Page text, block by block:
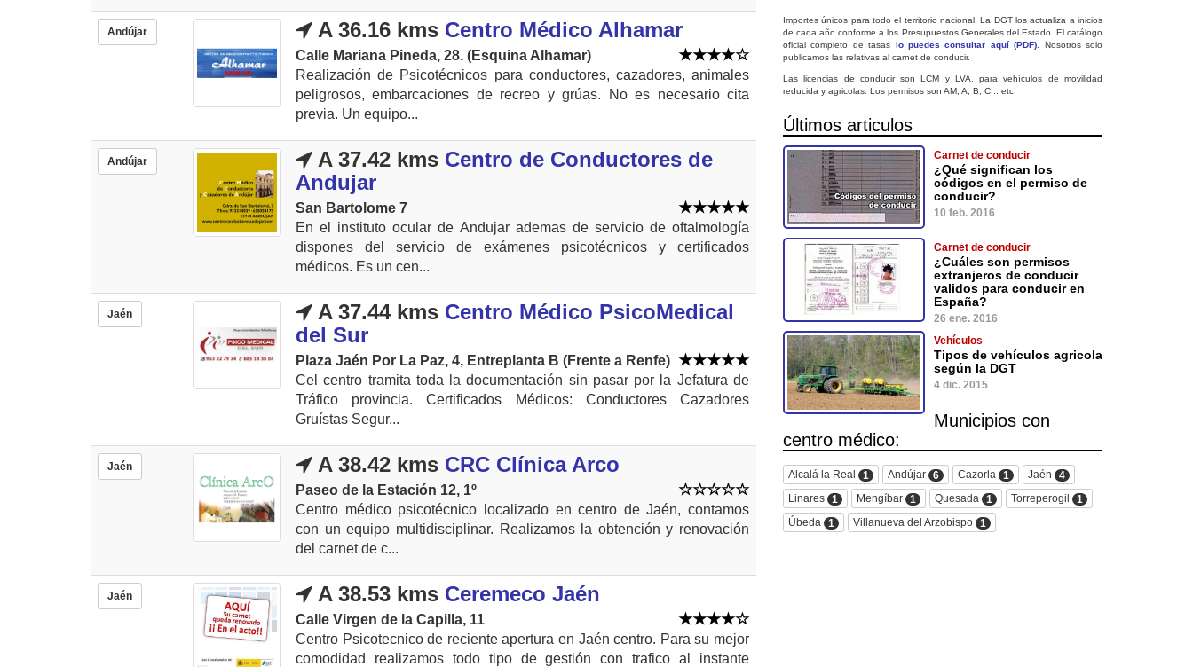
Andújar A 36.16 kms Centro Médico Alhamar
Calle Mariana Pineda, 28. (Esquina Alhamar)
Realización de Psicotécnicos para conductores, cazadores, animales
peligrosos, embarcaciones de recreo y grúas. No es necesario cita
previa. Un equipo...
Andújar A 37.42 kms Centro de Conductores de
Andujar
San Bartolome 7
En el instituto ocular de Andujar ademas de servicio de oftalmología
dispones del servicio de exámenes psicotécnicos y certificados
médicos. Es un cen...
Jaén A 37.44 kms Centro Médico PsicoMedical
del Sur
Plaza Jaén Por La Paz, 4, Entreplanta B (Frente a Renfe)
Cel centro tramita toda la documentación sin pasar por la Jefatura de
Tráfico provincia. Certificados Médicos: Conductores Cazadores
Gruístas Segur...
Jaén A 38.42 kms CRC Clínica Arco
Paseo de la Estación 12, 1º
Centro médico psicotécnico localizado en centro de Jaén, contamos
con un equipo multidisciplinar. Realizamos la obtención y renovación
del carnet de c...
Jaén A 38.53 kms Ceremeco Jaén
Calle Virgen de la Capilla, 11
Centro Psicotecnico de reciente apertura en Jaén centro. Para su mejor
comodidad realizamos todo tipo de gestión con trafico al instante
Importes únicos para todo el territorio nacional. La DGT los actualiza a inicios
de cada año conforme a los Presupuestos Generales del Estado. El catálogo
oficial completo de tasas lo puedes consultar aquí (PDF) . Nosotros solo
publicamos las relativas al carnet de conducir.
Las licencias de conducir son LCM y LVA, para vehículos de movilidad
reducida y agricolas. Los permisos son AM, A, B, C... etc.
Últimos articulos
Carnet de conducir
¿Qué significan los
códigos en el permiso de
conducir?
10 feb. 2016
Carnet de conducir
¿Cuáles son permisos
extranjeros de conducir
validos para conducir en
España?
26 ene. 2016
Vehículos
Tipos de vehículos agricola
según la DGT
4 dic. 2015
Municipios con
centro médico:
Alcalá la Real 1 Andújar 6 Cazorla 1 Jaén
4
Linares 1 Mengíbar 1 Quesada 1 Torreperogil
1
Úbeda
1 Villanueva del Arzobispo 1